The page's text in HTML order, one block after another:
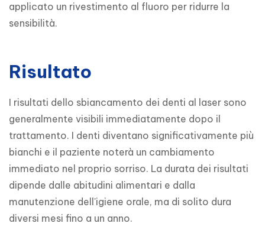
applicato un rivestimento al fluoro per ridurre la
sensibilità.
Risultato
I risultati dello sbiancamento dei denti al laser sono
generalmente visibili immediatamente dopo il
trattamento. I denti diventano significativamente più
bianchi e il paziente noterà un cambiamento
immediato nel proprio sorriso. La durata dei risultati
dipende dalle abitudini alimentari e dalla
manutenzione dell'igiene orale, ma di solito dura
diversi mesi fino a un anno.